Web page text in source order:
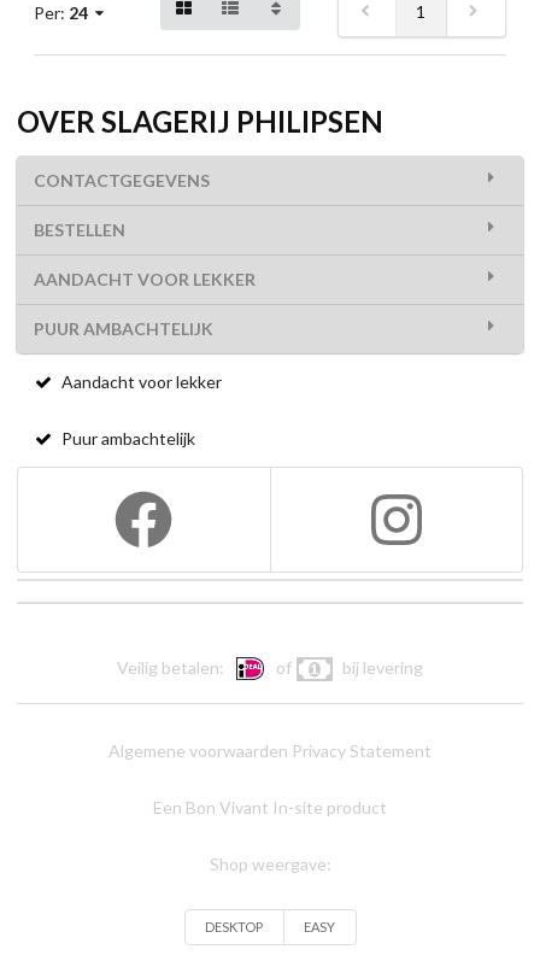
Per: 24 1
OVER SLAGERIJ PHILIPSEN
CONTACTGEGEVENS
BESTELLEN
AANDACHT VOOR LEKKER
PUUR AMBACHTELIJK
Aandacht voor lekker
Puur ambachtelijk
Veilig betalen: of bij levering
Algemene voorwaarden Privacy Statement
Een Bon Vivant In-site product
Shop weergave:
DESKTOP EASY